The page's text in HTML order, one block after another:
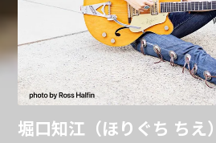
堀口知江（ほりぐち ちえ）